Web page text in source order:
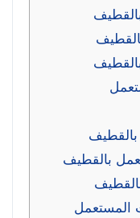
بالقطيف
المستعمل